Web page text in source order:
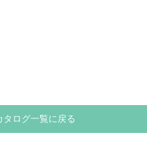
タログ一覧に戻る